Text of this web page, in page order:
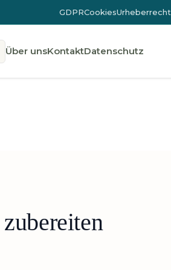
GDPRCookiesUrheberrecht
Über unsKontaktDatenschutz